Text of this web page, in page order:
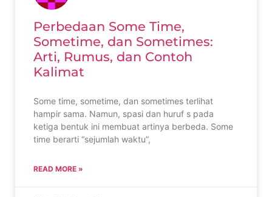
Perbedaan Some Time,
Sometime, dan Sometimes:
Arti, Rumus, dan Contoh
Kalimat
Some time, sometime, dan sometimes terlihat
hampir sama. Namun, spasi dan huruf s pada
ketiga bentuk ini membuat artinya berbeda. Some
time berarti “sejumlah waktu”,
READ MORE »